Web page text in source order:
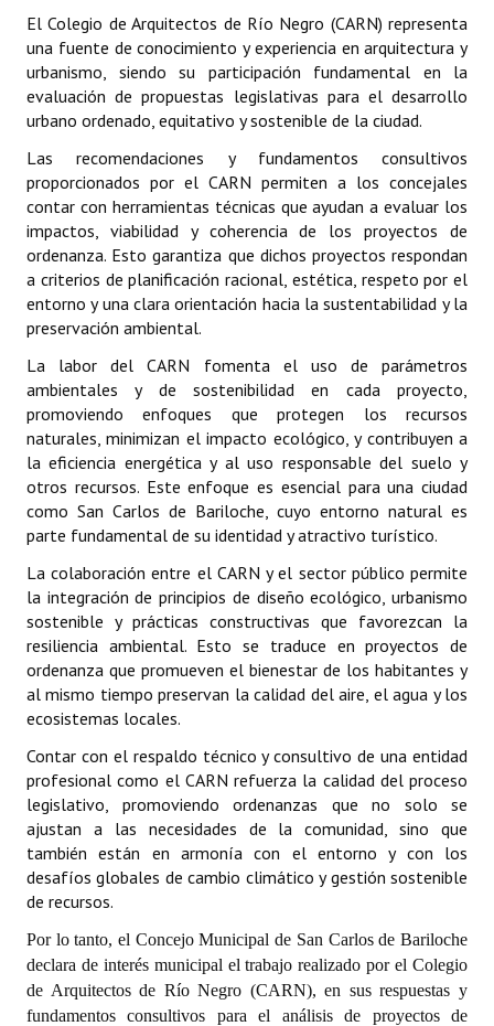
Informes de Gestión
Proyectos Presentados
Dictámenes Asesoría Letrada
Actas de Sesión
Informes de Unidad Coordinadora
Ejecución Presupuestaria
Actas de Audiencias Públicas
Comunicaciones
Declaraciones
Resoluciones
Resoluciones de Presidencia
INSTITUCIONAL
Antiguos Pobladores
Noticias Destacadas
Registros y Distinciones
Datos Históricos
Premio al Mérito - Registro
Audiencias Públicas - Registro
Mujeres que Dejaron Huellas - Registro
Periodistas Decanos - Registro
Ciudadano Ilustre - Registro
El Colegio de Arquitectos de Río Negro (CARN) representa
una fuente de conocimiento y experiencia en arquitectura y
urbanismo, siendo su participación fundamental en la
evaluación de propuestas legislativas para el desarrollo
urbano ordenado, equitativo y sostenible de la ciudad.
Las recomendaciones y fundamentos consultivos
proporcionados por el CARN permiten a los concejales
contar con herramientas técnicas que ayudan a evaluar los
impactos, viabilidad y coherencia de los proyectos de
ordenanza. Esto garantiza que dichos proyectos respondan
a criterios de planificación racional, estética, respeto por el
entorno y una clara orientación hacia la sustentabilidad y la
preservación ambiental.
La labor del CARN fomenta el uso de parámetros
ambientales y de sostenibilidad en cada proyecto,
promoviendo enfoques que protegen los recursos
naturales, minimizan el impacto ecológico, y contribuyen a
la eficiencia energética y al uso responsable del suelo y
otros recursos. Este enfoque es esencial para una ciudad
como San Carlos de Bariloche, cuyo entorno natural es
parte fundamental de su identidad y atractivo turístico.
La colaboración entre el CARN y el sector público permite
la integración de principios de diseño ecológico, urbanismo
sostenible y prácticas constructivas que favorezcan la
resiliencia ambiental. Esto se traduce en proyectos de
ordenanza que promueven el bienestar de los habitantes y
al mismo tiempo preservan la calidad del aire, el agua y los
ecosistemas locales.
Contar con el respaldo técnico y consultivo de una entidad
profesional como el CARN refuerza la calidad del proceso
legislativo, promoviendo ordenanzas que no solo se
ajustan a las necesidades de la comunidad, sino que
también están en armonía con el entorno y con los
desafíos globales de cambio climático y gestión sostenible
de recursos.
Por lo tanto, el Concejo Municipal de San Carlos de Bariloche
declara de interés municipal el trabajo realizado por el Colegio
de Arquitectos de Río Negro (CARN), en sus respuestas y
fundamentos consultivos para el análisis de proyectos de